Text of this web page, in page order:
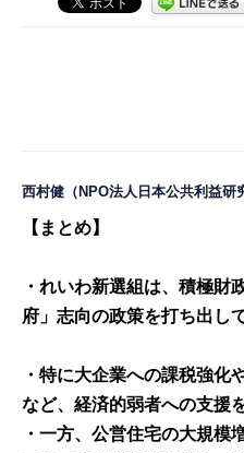
西村健 （NPO法人日本公共利益研
【まとめ】
・れいわ新選組は、積極財
府」志向の政策を打ち出し
・特に大企業への課税強化
など、経済的弱者への支援
・一方、公営住宅の大規模